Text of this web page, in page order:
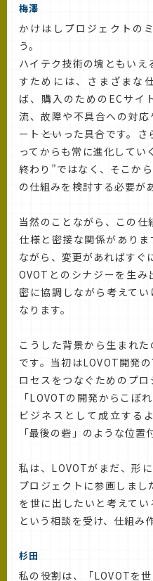
梅澤
かけはしプロジェクトの
う。
ハイテク技術の塊ともいえ
すためには、さまざまな
ば、購入のためのECサイ
流、故障や不具合への対
ート――といった具合です。
ってからも常に進化してい
終わり”ではなく、そこか
の仕組みを検討する必要が
当然のことながら、この仕
仕様と密接な関係があり
ながら、変更があればすぐ
OVOTとのシナジーを生
密に協調しながら考えて
なります。
こうした背景から生まれた
です。当初はLOVOT開発
ロセスをつなぐためのプロ
「LOVOTの開発からこぼ
ビジネスとして成立する
「最後の砦」のような位置
私は、LOVOTがまだ、形
プロジェクトに参画しまし
を世に出したいと考えてい
という相談を受け、仕組み
杉田
私の役割は、「LOVOTを